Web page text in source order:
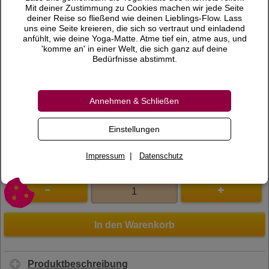
Preis 21,00 €
inkl. 7 % MwSt.
Versandkosten
Bewertungen
0 Bewertungen
Bewertung schreiben
200840
In den Warenkorb
Produktbeschreibung
Mit deiner Zustimmung zu Cookies machen wir jede Seite
deiner Reise so fließend wie deinen Lieblings-Flow. Lass
uns eine Seite kreieren, die sich so vertraut und einladend
anfühlt, wie deine Yoga-Matte. Atme tief ein, atme aus, und
'komme an' in einer Welt, die sich ganz auf deine
Bedürfnisse abstimmt.
Annehmen & Schließen
Einstellungen
Impressum | Datenschutz